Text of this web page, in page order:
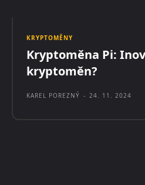
KRYPTOMĚNY
Kryptoměna Pi:
kryptoměn?
KAREL POREZNÝ - 24. 11. 2024